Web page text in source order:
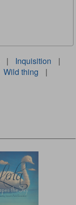
| Inquisition
|
Wild thing
|